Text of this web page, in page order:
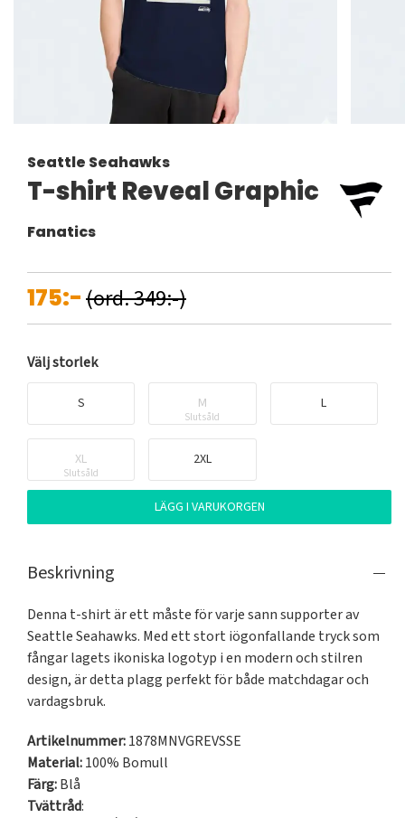
Seattle Seahawks
T-shirt Reveal Graphic
Fanatics
175:-(ord. 349:-)
Välj storlek
S M
Slutsåld
L
XL
Slutsåld
2XL
LÄGG I VARUKORGEN
Beskrivning
Denna t-shirt är ett måste för varje sann supporter av
Seattle Seahawks. Med ett stort iögonfallande tryck som
fångar lagets ikoniska logotyp i en modern och stilren
design, är detta plagg perfekt för både matchdagar och
vardagsbruk.
Artikelnummer:1878MNVGREVSSE
Material:100% Bomull
Färg:Blå
Tvättråd: